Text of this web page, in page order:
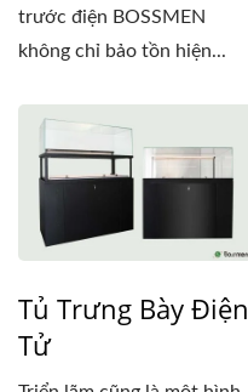
trước điện BOSSMEN
không chỉ bảo tồn hiện...
Tủ Trưng Bày Điện
Tử